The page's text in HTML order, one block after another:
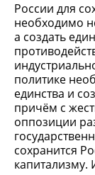
России для
необходимо
а создать
политике
единства и
причём с
оппозиции
сохранится
капитализму.